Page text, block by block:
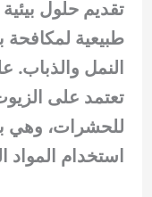
تقديم حلول
طبيعية
النمل والذباب.
تعتمد على
للحشرات، وهي
استخدام المواد